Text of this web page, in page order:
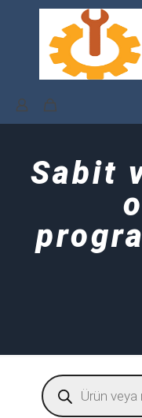
Sabit
Products
search